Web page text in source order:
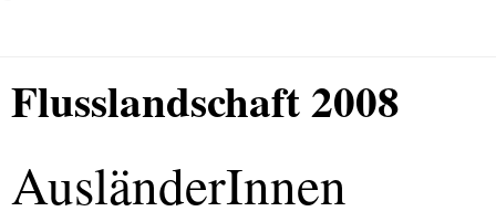
Flusslandschaft 2008
AusländerInnen